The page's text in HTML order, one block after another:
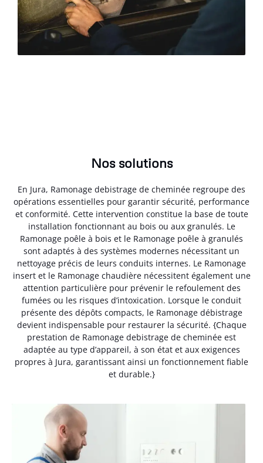
Nos solutions
En Jura, Ramonage debistrage de cheminée regroupe des
opérations essentielles pour garantir sécurité, performance
et conformité. Cette intervention constitue la base de toute
installation fonctionnant au bois ou aux granulés. Le
Ramonage poêle à bois et le Ramonage poêle à granulés
sont adaptés à des systèmes modernes nécessitant un
nettoyage précis de leurs conduits internes. Le Ramonage
insert et le Ramonage chaudière nécessitent également une
attention particulière pour prévenir le refoulement des
fumées ou les risques d’intoxication. Lorsque le conduit
présente des dépôts compacts, le Ramonage débistrage
devient indispensable pour restaurer la sécurité. {Chaque
prestation de Ramonage debistrage de cheminée est
adaptée au type d’appareil, à son état et aux exigences
propres à Jura, garantissant ainsi un fonctionnement fiable
et durable.}